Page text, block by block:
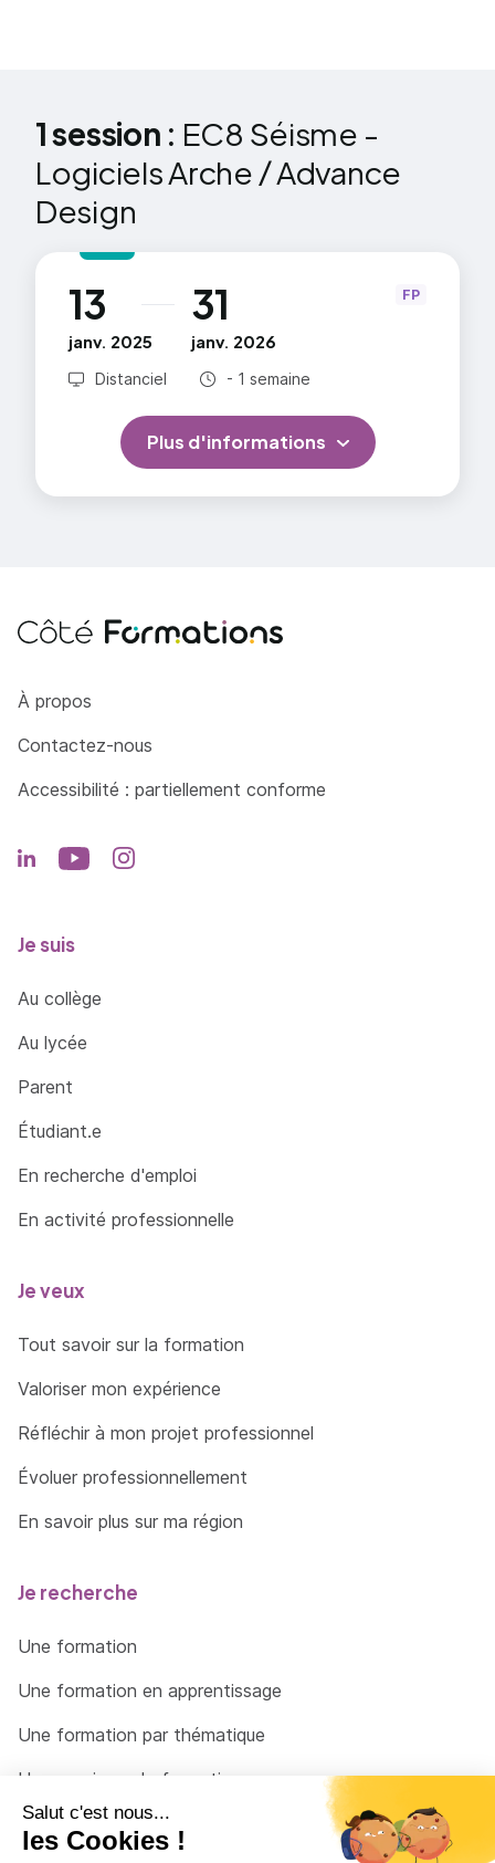
1 session : EC8 Séisme -
Logiciels Arche / Advance
Design
13
janv. 2025
au 31
janv. 2026
Distanciel Durée totale :
- 1 semaine
FP
Plus d'informations
Côté Formations
À propos
Contactez-nous
Accessibilité : partiellement conforme
Je suis
Au collège
Au lycée
Parent
Étudiant.e
En recherche d'emploi
En activité professionnelle
Je veux
Tout savoir sur la formation
Valoriser mon expérience
Réfléchir à mon projet professionnel
Évoluer professionnellement
En savoir plus sur ma région
Je recherche
Une formation
Une formation en apprentissage
Une formation par thématique
Un organisme de formation
Un conseiller